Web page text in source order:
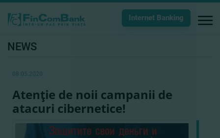
Internet Banking
NEWS
08.05.2020
Atenţie de noii campanii de
atacuri cibernetice!